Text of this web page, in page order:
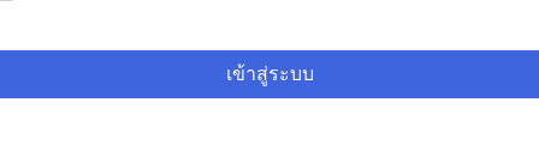
เข้าสู่ระบบ